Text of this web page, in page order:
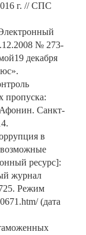
г. // СПС
№ 273-
декабря
пропуска:
Санкт-
в
ресурс]:
журнал
Режим
(дата